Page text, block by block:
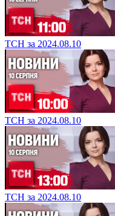
ТСН за 2024.08.10
ТСН за 2024.08.10
ТСН за 2024.08.10